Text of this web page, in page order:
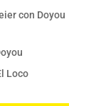
con Doyou
Loco